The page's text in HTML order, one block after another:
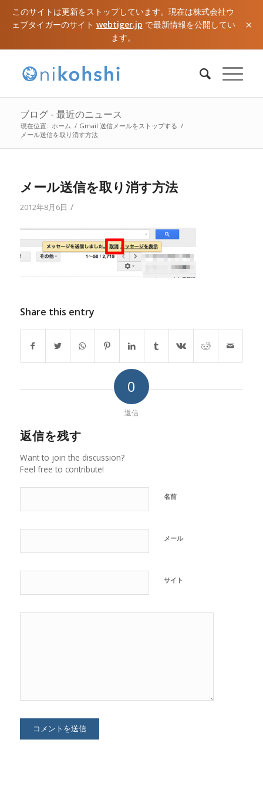
このサイトは更新をストップしています。現在は株式会社ウ
ェブタイガーのサイト webtiger.jp で最新情報を公開してい
ます。
×
ブログ - 最近のニュース
現在位置: ホーム / Gmail 送信メールをストップする /
メール送信を取り消す方法
メール送信を取り消す方法
2012年8月6日 /
Share this entry
0
返信
返信を残す
Want to join the discussion?
Feel free to contribute!
名前
メール
サイト